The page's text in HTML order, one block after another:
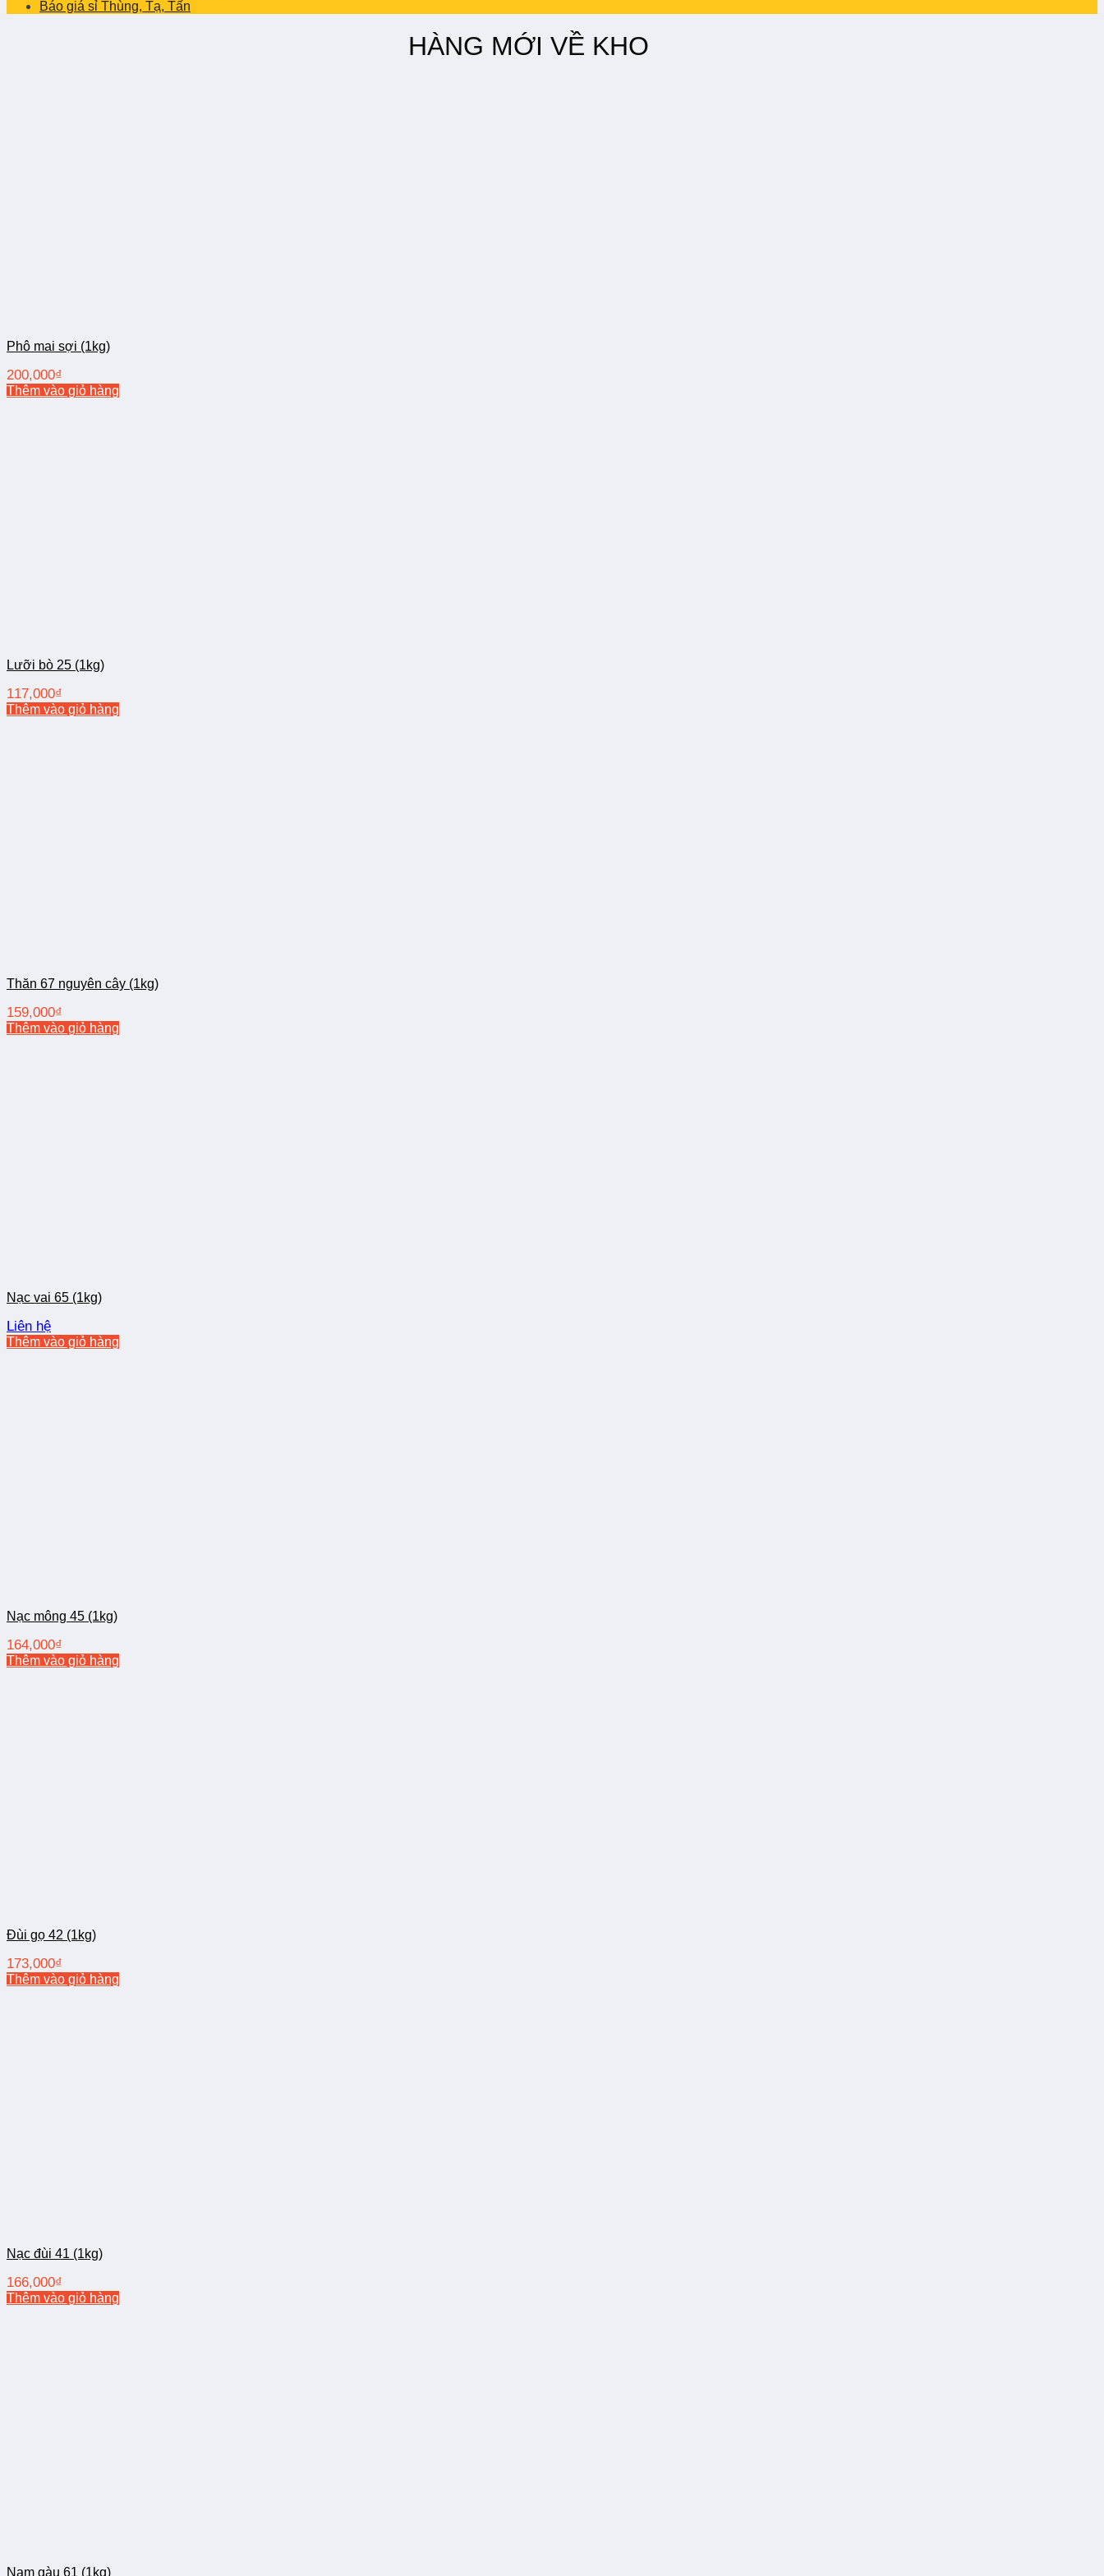
Báo giá sỉ Thùng, Tạ, Tấn
HÀNG MỚI VỀ KHO
Phô mai sợi (1kg)
200,000₫
Thêm vào giỏ hàng
Lưỡi bò 25 (1kg)
117,000₫
Thêm vào giỏ hàng
Thăn 67 nguyên cây (1kg)
159,000₫
Thêm vào giỏ hàng
Nạc vai 65 (1kg)
Liên hệ
Thêm vào giỏ hàng
Nạc mông 45 (1kg)
164,000₫
Thêm vào giỏ hàng
Đùi gọ 42 (1kg)
173,000₫
Thêm vào giỏ hàng
Nạc đùi 41 (1kg)
166,000₫
Thêm vào giỏ hàng
Nạm gàu 61 (1kg)